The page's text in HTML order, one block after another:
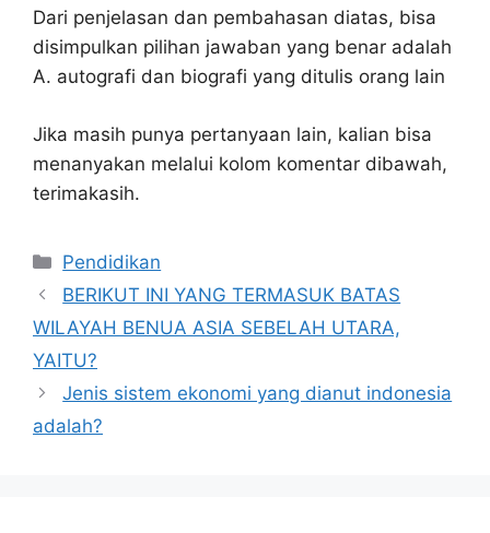
Dari penjelasan dan pembahasan diatas, bisa
disimpulkan pilihan jawaban yang benar adalah
A. autografi dan biografi yang ditulis orang lain
Jika masih punya pertanyaan lain, kalian bisa
menanyakan melalui kolom komentar dibawah,
terimakasih.
Kategori
Pendidikan
BERIKUT INI YANG TERMASUK BATAS
WILAYAH BENUA ASIA SEBELAH UTARA,
YAITU?
Jenis sistem ekonomi yang dianut indonesia
adalah?